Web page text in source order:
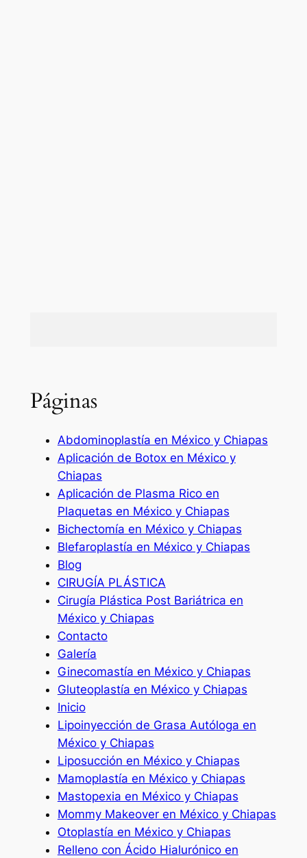
Páginas
Abdominoplastía en México y Chiapas
Aplicación de Botox en México y
Chiapas
Aplicación de Plasma Rico en
Plaquetas en México y Chiapas
Bichectomía en México y Chiapas
Blefaroplastía en México y Chiapas
Blog
CIRUGÍA PLÁSTICA
Cirugía Plástica Post Bariátrica en
México y Chiapas
Contacto
Galería
Ginecomastía en México y Chiapas
Gluteoplastía en México y Chiapas
Inicio
Lipoinyección de Grasa Autóloga en
México y Chiapas
Liposucción en México y Chiapas
Mamoplastía en México y Chiapas
Mastopexia en México y Chiapas
Mommy Makeover en México y Chiapas
Otoplastía en México y Chiapas
Relleno con Ácido Hialurónico en